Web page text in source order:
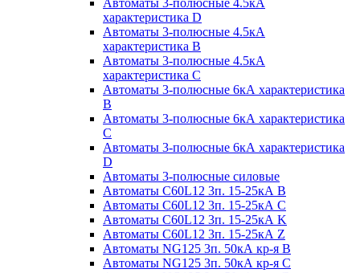
характеристика D
Автоматы 3-полюсные 4.5кА
характеристика В
Автоматы 3-полюсные 4.5кА
характеристика С
Автоматы 3-полюсные 6кА характеристика
B
Автоматы 3-полюсные 6кА характеристика
C
Автоматы 3-полюсные 6кА характеристика
D
Автоматы 3-полюсные силовые
Автоматы C60L12 3п. 15-25кА B
Автоматы C60L12 3п. 15-25кА C
Автоматы C60L12 3п. 15-25кА K
Автоматы C60L12 3п. 15-25кА Z
Автоматы NG125 3п. 50кА кр-я B
Автоматы NG125 3п. 50кА кр-я C